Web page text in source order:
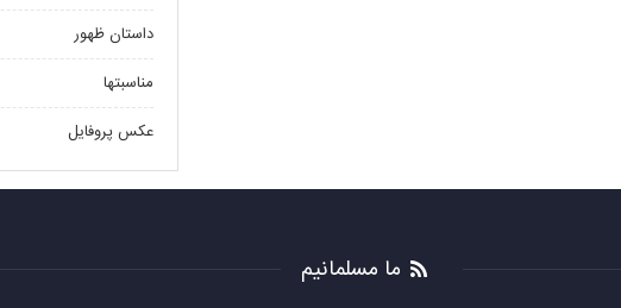
داستان ظهور
مناسبتها
عکس پروفایل
ما مسلمانیم